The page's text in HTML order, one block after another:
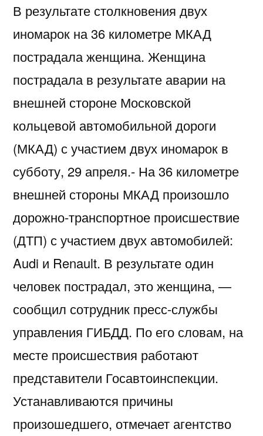
В результате столкновения двух
иномарок на 36 километре МКАД
пострадала женщина. Женщина
пострадала в результате аварии на
внешней стороне Московской
кольцевой автомобильной дороги
(МКАД) с участием двух иномарок в
субботу, 29 апреля.- На 36 километре
внешней стороны МКАД произошло
дорожно-транспортное происшествие
(ДТП) с участием двух автомобилей:
Audi и Renault. В результате один
человек пострадал, это женщина, —
сообщил сотрудник пресс-службы
управления ГИБДД. По его словам, на
месте происшествия работают
представители Госавтоинспекции.
Устанавливаются причины
произошедшего, отмечает агентство